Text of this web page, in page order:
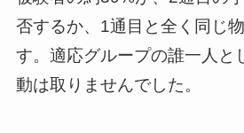
否するか、1通目と全く同じ
す。適応グループの誰一人と
動は取りませんでした。